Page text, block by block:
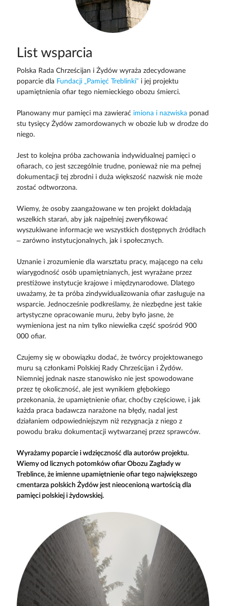
List wsparcia
Polska Rada Chrześcijan i Żydów wyraża zdecydowane
poparcie dla Fundacji „Pamięć Treblinki”i jej projektu
upamiętnienia ofiar tego niemieckiego obozu śmierci.
Planowany mur pamięci ma zawierać imiona i nazwiska ponad
stu tysięcy Żydów zamordowanych w obozie lub w drodze do
niego.
Jest to kolejna próba zachowania indywidualnej pamięci o
ofiarach, co jest szczególnie trudne, ponieważ nie ma pełnej
dokumentacji tej zbrodni i duża większość nazwisk nie może
zostać odtworzona.
Wiemy, że osoby zaangażowane w ten projekt dokładają
wszelkich starań, aby jak najpełniej zweryfikować
wyszukiwane informacje we wszystkich dostępnych źródłach
– zarówno instytucjonalnych, jak i społecznych.
Uznanie i zrozumienie dla warsztatu pracy, mającego na celu
wiarygodność osób upamiętnianych, jest wyrażane przez
prestiżowe instytucje krajowe i międzynarodowe. Dlatego
uważamy, że ta próba zindywidualizowania ofiar zasługuje na
wsparcie. Jednocześnie podkreślamy, że niezbędne jest takie
artystyczne opracowanie muru, żeby było jasne, że
wymieniona jest na nim tylko niewielka część spośród 900
000 ofiar.
Czujemy się w obowiązku dodać, że twórcy projektowanego
muru są członkami Polskiej Rady Chrześcijan i Żydów.
Niemniej jednak nasze stanowisko nie jest spowodowane
przez tę okoliczność, ale jest wynikiem głębokiego
przekonania, że upamiętnienie ofiar, choćby częściowe, i jak
każda praca badawcza narażone na błędy, nadal jest
działaniem odpowiedniejszym niż rezygnacja z niego z
powodu braku dokumentacji wytwarzanej przez sprawców.
Wyrażamy poparcie i wdzięczność dla autorów projektu.
Wiemy od licznych potomków ofiar Obozu Zagłady w
Treblince, że imienne upamiętnienie ofiar tego największego
cmentarza polskich Żydów jest nieocenioną wartością dla
pamięci polskiej i żydowskiej.